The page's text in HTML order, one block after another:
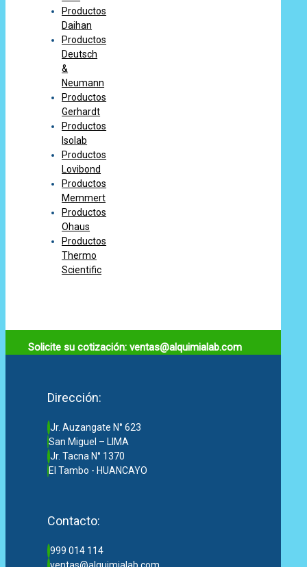
Productos
Daihan
Productos
Deutsch
&
Neumann
Productos
Gerhardt
Productos
Isolab
Productos
Lovibond
Productos
Memmert
Productos
Ohaus
Productos
Thermo
Scientific
Solicite su cotización: ventas@alquimialab.com
Dirección:
Jr. Auzangate N° 623
San Miguel – LIMA
Jr. Tacna N° 1370
El Tambo - HUANCAYO
Contacto:
999 014 114
ventas@alquimialab.com